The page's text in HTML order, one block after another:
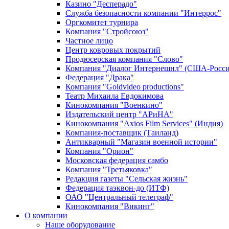
Казино "Десперадо"
Служба безопасности компании "Интеррос"
Оргкомитет турнира
Компания "Стройсоюз"
Частное лицо
Центр ковровых покрытий
Продюсерская компания "Слово"
Компания "Диалог Интернешнл" (США-
Федерация "Драка"
Компания "Goldvideo productions"
Театр Михаила Евдокимова
Кинокомпания "Военкино"
Издательский центр "АРиНА"
Кинокомпания "Axios Film Services" (Индия)
Компания-поставщик (Таиланд)
Антикварный "Магазин военной истории"
Компания "Орион"
Московская федерация самбо
Компания "Третьяковка"
Редакция газеты "Сельская жизнь"
Федерация таэквон-до (ИТФ)
ОАО "Центральный телеграф"
Кинокомпания "Викинг"
О компании
Наше оборудование